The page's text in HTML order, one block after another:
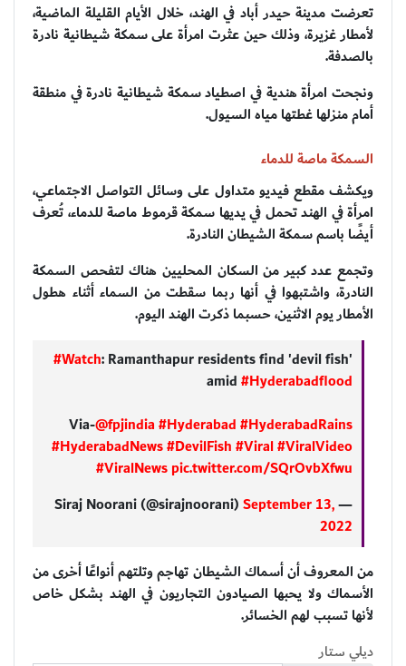
تعرضت مدينة حيدر أباد في الهند، خلال الأيام القليلة الماضية،
لأمطار غزيرة، وذلك حين عثرت امرأة على سمكة شيطانية نادرة
بالصدفة.
ونجحت امرأة هندية في اصطياد سمكة شيطانية نادرة في منطقة
أمام منزلها غطتها مياه السيول.
السمكة ماصة للدماء
ويكشف مقطع فيديو متداول على وسائل التواصل الاجتماعي،
امرأة في الهند تحمل في يديها سمكة قرموط ماصة للدماء، تُعرف
أيضًا باسم سمكة الشيطان النادرة.
وتجمع عدد كبير من السكان المحليين هناك لتفحص السمكة
النادرة، واشتبهوا في أنها ربما سقطت من السماء أثناء هطول
الأمطار يوم الاثنين، حسبما ذكرت الهند اليوم.
#Watch: Ramanthapur residents find 'devil fish'
amid#Hyderabadflood
Via-@fpjindia#Hyderabad#HyderabadRains
#HyderabadNews#DevilFish#Viral#ViralVideo
#ViralNewspic.twitter.com/SQrOvbXfwu
— Siraj Noorani (@sirajnoorani)
September 13,
2022
من المعروف أن أسماك الشيطان تهاجم وتلتهم أنواعًا أخرى من
الأسماك ولا يحبها الصيادون التجاريون في الهند بشكل خاص
لأنها تسبب لهم الخسائر.
ديلي ستار